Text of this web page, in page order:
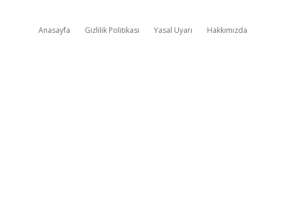
Anasayfa Gizlilik Politikası Yasal Uyarı Hakkımızda